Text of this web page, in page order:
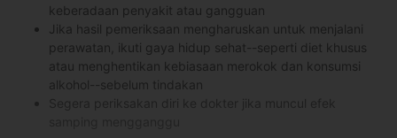
keberadaan penyakit atau gangguan
Jika hasil pemeriksaan mengharuskan untuk menjalani
perawatan, ikuti gaya hidup sehat--seperti diet khusus
atau menghentikan kebiasaan merokok dan konsumsi
alkohol--sebelum tindakan